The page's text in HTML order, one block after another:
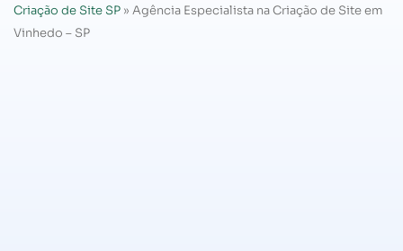
Criação de Site SP » Agência Especialista na Criação de Site em
Vinhedo – SP